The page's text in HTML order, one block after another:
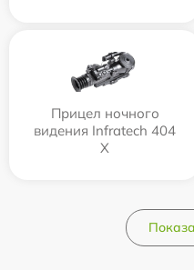
Прицел ночного
видения Infratech 404
Х